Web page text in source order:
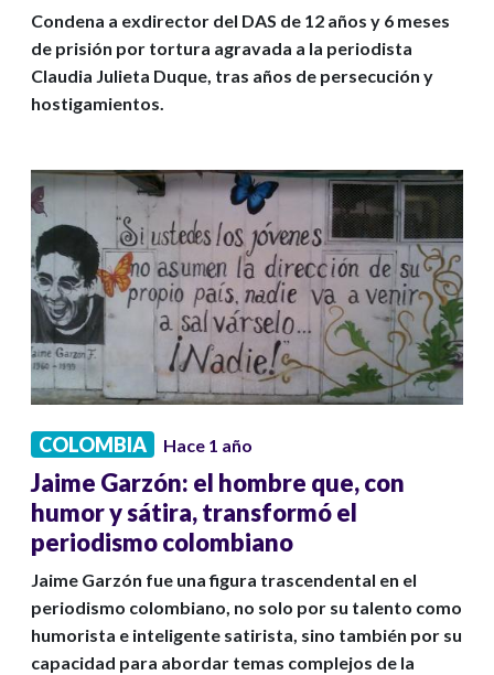
Condena a exdirector del DAS de 12 años y 6 meses
de prisión por tortura agravada a la periodista
Claudia Julieta Duque, tras años de persecución y
hostigamientos.
COLOMBIA Hace 1 año
Jaime Garzón: el hombre que, con
humor y sátira, transformó el
periodismo colombiano
Jaime Garzón fue una figura trascendental en el
periodismo colombiano, no solo por su talento como
humorista e inteligente satirista, sino también por su
capacidad para abordar temas complejos de la